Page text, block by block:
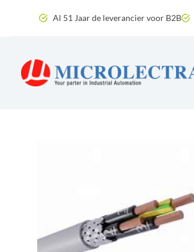
inhoud
Al 51 Jaar de leverancier voor B2B